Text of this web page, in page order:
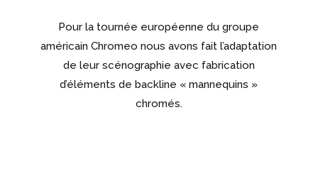
Pour la tournée européenne du groupe
américain Chromeo nous avons fait l’adaptation
de leur scénographie avec fabrication
d’éléments de backline « mannequins »
chromés.